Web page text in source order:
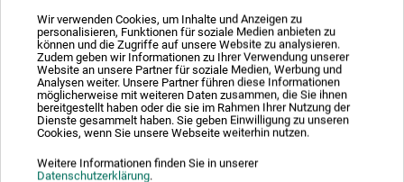
Wir verwenden Cookies, um Inhalte und Anzeigen zu
personalisieren, Funktionen für soziale Medien anbieten zu
können und die Zugriffe auf unsere Website zu analysieren.
Zudem geben wir Informationen zu Ihrer Verwendung unserer
Website an unsere Partner für soziale Medien, Werbung und
Analysen weiter. Unsere Partner führen diese Informationen
möglicherweise mit weiteren Daten zusammen, die Sie ihnen
bereitgestellt haben oder die sie im Rahmen Ihrer Nutzung der
Dienste gesammelt haben. Sie geben Einwilligung zu unseren
Cookies, wenn Sie unsere Webseite weiterhin nutzen.
Weitere Informationen finden Sie in unserer
Datenschutzerklärung.
tilsvarende temperatur.
Farvetoner: Hvid (00), naturgul (03).